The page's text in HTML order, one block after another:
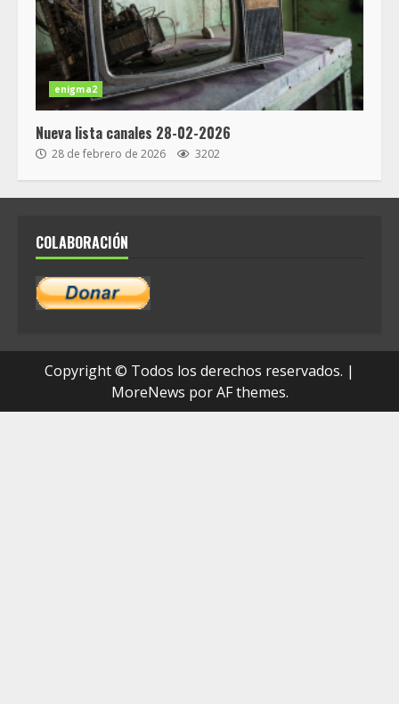
enigma2
Nueva lista canales 28-02-2026
28 de febrero de 2026 3202
COLABORACIÓN
Copyright © Todos los derechos reservados. |
MoreNews por AF themes.